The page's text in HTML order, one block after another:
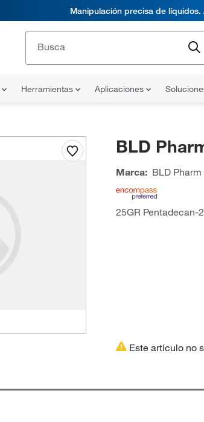
Manipulación precisa de
Herramientas Aplicaciones
BLD
Marca: BLD Pharm
25GR Pentadecan-
Este artículo no